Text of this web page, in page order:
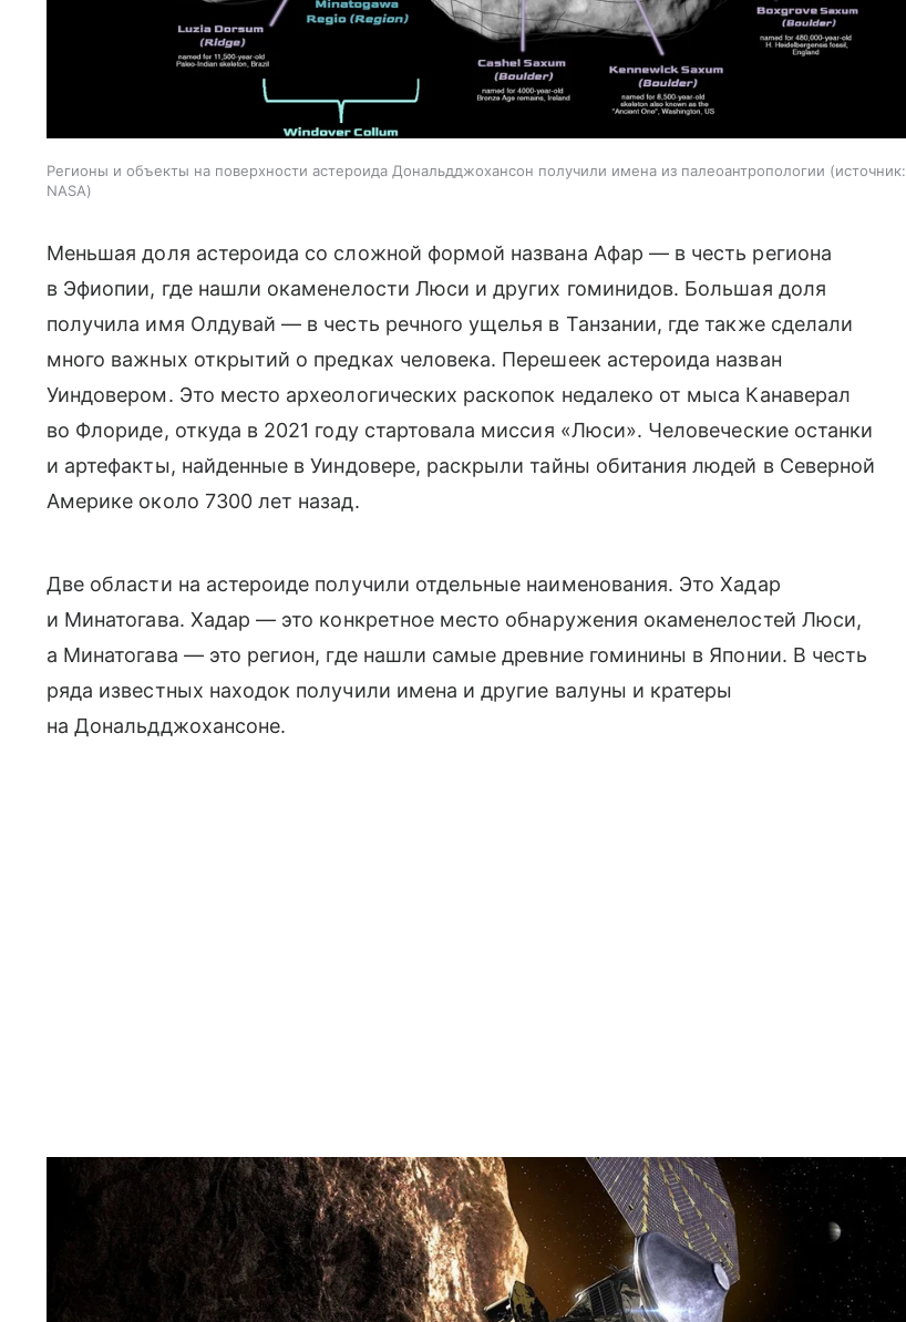
Регионы и объекты на поверхности астероида Дональдджохансон получили имена из палеоантропологии
источник:
NASA
Меньшая доля астероида со сложной формой названа Афар — в честь региона
в Эфиопии, где нашли окаменелости Люси и других гоминидов. Большая доля
получила имя Олдувай — в честь речного ущелья в Танзании, где также сделали
много важных открытий о предках человека. Перешеек астероида назван
Уиндовером. Это место археологических раскопок недалеко от мыса Канаверал
во Флориде, откуда в 2021 году стартовала миссия «Люси». Человеческие останки
и артефакты, найденные в Уиндовере, раскрыли тайны обитания людей в Северной
Америке около 7300 лет назад.
Две области на астероиде получили отдельные наименования. Это Хадар
и Минатогава. Хадар — это конкретное место обнаружения окаменелостей Люси,
а Минатогава — это регион, где нашли самые древние гоминины в Японии. В честь
ряда известных находок получили имена и другие валуны и кратеры
на Дональдджохансоне.